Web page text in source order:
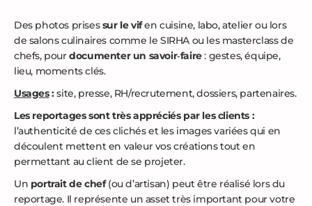
Des photos prisessur le vifen cuisine, labo, atelier ou lors
de salons culinaires comme le SIRHA ou les masterclass de
chefs, pourdocumenter un savoir‑faire: gestes, équipe,
lieu, moments clés.
Usages:site, presse, RH/recrutement, dossiers, partenaires.
Les reportages sont très appréciés par les clients :
l’authenticité de ces clichés et les images variées qui en
découlent mettent en valeur vos créations tout en
permettant au client de se projeter.
Un portrait de chef(ou d’artisan) peut être réalisé lors du
reportage. Il représente un asset très important pour votre